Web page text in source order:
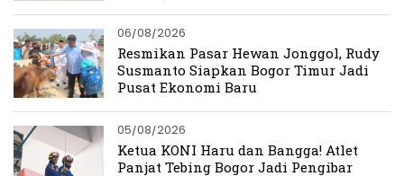
06/08/2026
Resmikan Pasar Hewan Jonggol, Rudy
Susmanto Siapkan Bogor Timur Jadi
Pusat Ekonomi Baru
05/08/2026
Ketua KONI Haru dan Bangga! Atlet
Panjat Tebing Bogor Jadi Pengibar